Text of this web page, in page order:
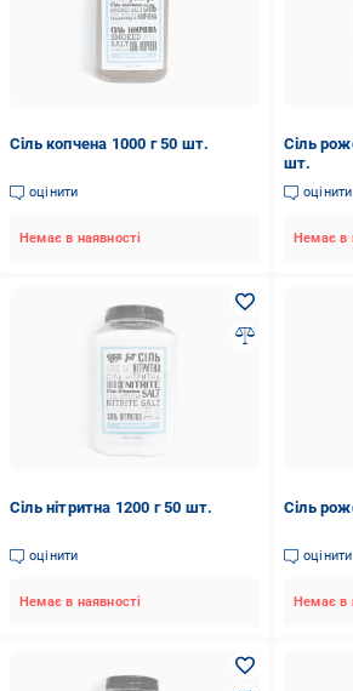
Сіль копчена 1000 г 50 шт.
оцінити
Немає в наявності
Сіль
шт.
оцінити
Немає в
Сіль нітритна 1200 г 50 шт.
оцінити
Немає в наявності
Сіль
оцінити
Немає в